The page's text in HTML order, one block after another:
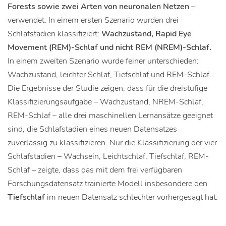
Forests sowie zwei Arten von neuronalen Netzen–
verwendet. In einem ersten Szenario wurden drei
Schlafstadien klassifiziert: Wachzustand, Rapid Eye
Movement (REM)-Schlaf und nicht REM (NREM)-Schlaf.
In einem zweiten Szenario wurde feiner unterschieden:
Wachzustand, leichter Schlaf, Tiefschlaf und REM-Schlaf.
Die Ergebnisse der Studie zeigen, dass für die dreistufige
Klassifizierungsaufgabe – Wachzustand, NREM-Schlaf,
REM-Schlaf – alle drei maschinellen Lernansätze geeignet
sind, die Schlafstadien eines neuen Datensatzes
zuverlässig zu klassifizieren. Nur die Klassifizierung der vier
Schlafstadien – Wachsein, Leichtschlaf, Tiefschlaf, REM-
Schlaf – zeigte, dass das mit dem frei verfügbaren
Forschungsdatensatz trainierte Modell insbesondere den
Tiefschlaf im neuen Datensatz schlechter vorhergesagt hat.